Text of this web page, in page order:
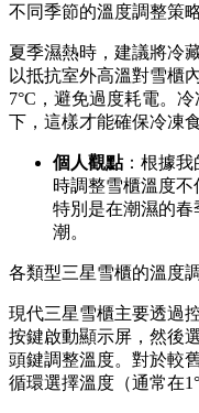
不同季節的溫度調整策
夏季濕熱時，建議將冷
以抵抗室外高溫對雪櫃
7°C，避免過度耗電。
下，這樣才能確保冷凍
個人觀點：根據我
時調整雪櫃溫度不
特別是在潮濕的
潮。
各類型三星雪櫃的溫度
現代三星雪櫃主要透過
按鍵啟動顯示屏，然後
頭鍵調整溫度。對於較
循環選擇溫度（通常在